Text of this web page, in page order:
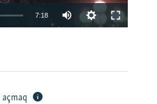
7:18
açmaq